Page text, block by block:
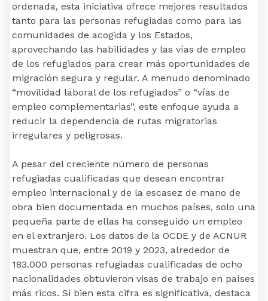
ordenada, esta iniciativa ofrece mejores resultados
tanto para las personas refugiadas como para las
comunidades de acogida y los Estados,
aprovechando las habilidades y las vías de empleo
de los refugiados para crear más oportunidades de
migración segura y regular. A menudo denominado
“movilidad laboral de los refugiados” o “vías de
empleo complementarias”, este enfoque ayuda a
reducir la dependencia de rutas migratorias
irregulares y peligrosas.
A pesar del creciente número de personas
refugiadas cualificadas que desean encontrar
empleo internacional y de la escasez de mano de
obra bien documentada en muchos países, solo una
pequeña parte de ellas ha conseguido un empleo
en el extranjero. Los datos de la OCDE y de ACNUR
muestran que, entre 2019 y 2023, alrededor de
183.000 personas refugiadas cualificadas de ocho
nacionalidades obtuvieron visas de trabajo en países
más ricos. Si bien esta cifra es significativa, destaca